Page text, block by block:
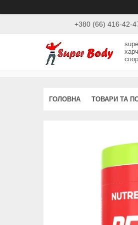
+380 (66) 416-42-
ГОЛОВНА ТОВАРИ ТА